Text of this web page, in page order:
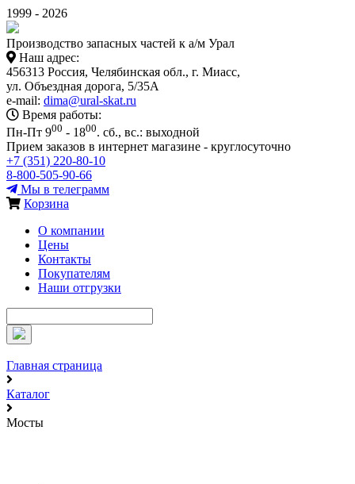
1999 - 2026
Производство запасных частей к а/м Урал
Наш адрес:
456313 Россия, Челябинская обл., г. Миасс,
ул. Объездная дорога, 5/35А
e-mail: dima@ural-skat.ru
Время работы:
Пн-Пт 900 - 1800. сб., вс.: выходной
Прием заказов в интернет магазине - круглосуточно
+7 (351) 220-80-10
8-800-505-90-66
Мы в телеграмм
Корзина
О компании
Цены
Контакты
Покупателям
Наши отгрузки
Главная страница
Каталог
Мосты